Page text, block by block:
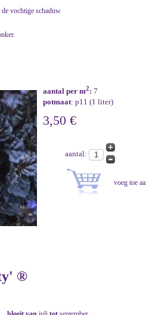
vochtige schaduw.
aantal per m2: 7
potmaat: p11 (1 liter)
3,50 €
aantal:
®